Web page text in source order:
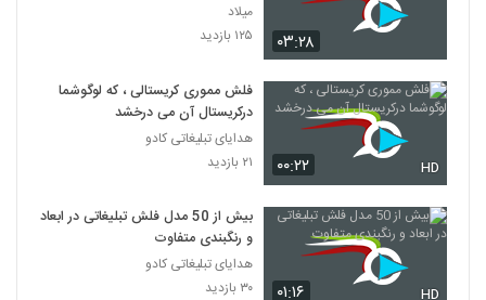
۰۳:۲۸
میلاد
۱۲۵ بازدید
۰۰:۲۲ HD
فلش مموری کریستالی ، که لوگوشما
درکریستال آن می درخشد
هدایای تبلیغاتی کادو
۲۱ بازدید
۰۱:۱۶ HD
بیش از 50 مدل فلش تبلیغاتی در ابعاد
و رنگبندی متفاوت
هدایای تبلیغاتی کادو
۳۰ بازدید